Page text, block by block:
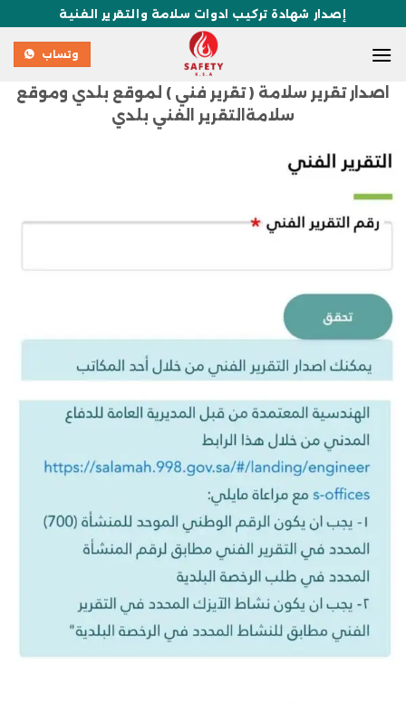
إصدار شهادة تركيب ادوات سلامة والتقرير الفنية
وتساب
اصدار تقرير سلامة ( تقرير فني ) لموقع بلدي وموقع
سلامةالتقرير الفني بلدي